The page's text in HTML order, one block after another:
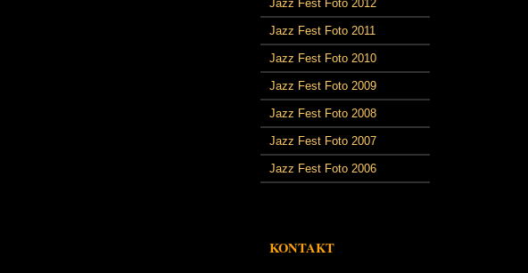
Jazz Fest Foto 2012
Jazz Fest Foto 2011
Jazz Fest Foto 2010
Jazz Fest Foto 2009
Jazz Fest Foto 2008
Jazz Fest Foto 2007
Jazz Fest Foto 2006
KONTAKT